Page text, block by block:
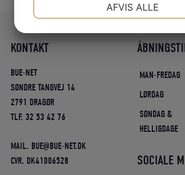
KONTAKT
BUE-NET
SØNDRE TANGVEJ 14
2791 DRAGØR
TLF. 32 53 42 76
MAIL. BUE@BUE-NET.DK
CVR. DK41006528
MAN-FREDAG
LØRDAG
SØNDAG &
HELLIGDAGE
SOCIALE
AFVIS ALLE